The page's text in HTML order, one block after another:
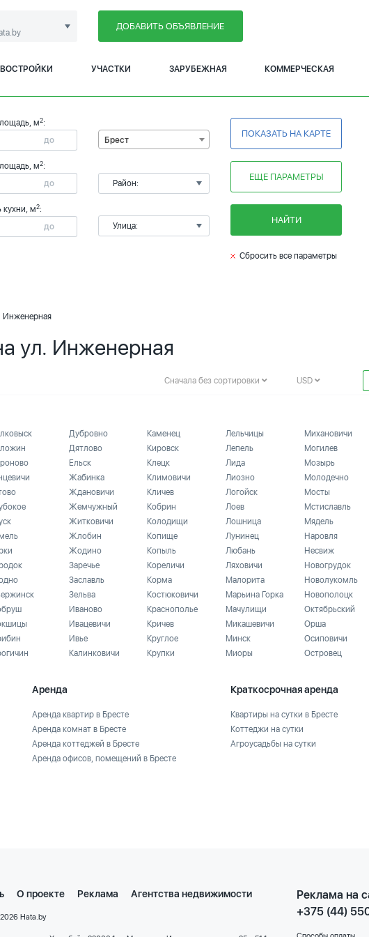
ДОБАВИТЬ ОБЪЯВЛЕНИЕ
УЧАСТКИ ЗАРУБЕЖНАЯ КОММЕРЧЕСКАЯ
м2:
м2:
кухни, м2:
Брест
Район:
Улица:
ПОКАЗАТЬ НА КАРТЕ
ЕЩЕ ПАРАМЕТРЫ
НАЙТИ
Сбросить все параметры
Инженерная
ул. Инженерная
Сначала без сортировки USD
Дубровно
Дятлово
Ельск
Жабинка
Ждановичи
Жемчужный
Житковичи
Жлобин
Жодино
Заречье
Заславль
Зельва
Иваново
Ивацевичи
Ивье
Калинковичи
Каменец
Кировск
Клецк
Климовичи
Кличев
Кобрин
Колодищи
Копище
Копыль
Кореличи
Корма
Костюковичи
Краснополье
Кричев
Круглое
Крупки
Лельчицы
Лепель
Лида
Лиозно
Логойск
Лоев
Лошница
Лунинец
Любань
Ляховичи
Малорита
Марьина Горка
Мачулищи
Микашевичи
Минск
Миоры
Михановичи
Могилев
Мозырь
Молодечно
Мосты
Мстиславль
Мядель
Наровля
Несвиж
Новогрудок
Новолукомль
Новополоцк
Октябрьский
Орша
Осиповичи
Островец
Аренда
Аренда квартир в Бресте
Аренда комнат в Бресте
Аренда коттеджей в Бресте
Аренда офисов, помещений в Бресте
Краткосрочная аренда
Квартиры на сутки в Бресте
Коттеджи на сутки
Агроусадьбы на сутки
О проекте Реклама Агентства недвижимости
Hata.by
Реклама на
+375 (44)